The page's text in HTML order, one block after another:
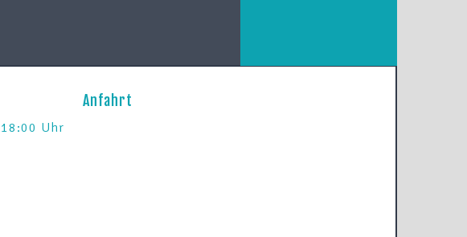
Uhr
Anfahrt